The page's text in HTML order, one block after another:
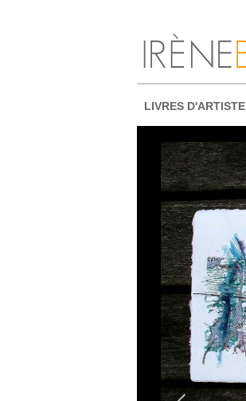
LIVRES D'ARTISTE